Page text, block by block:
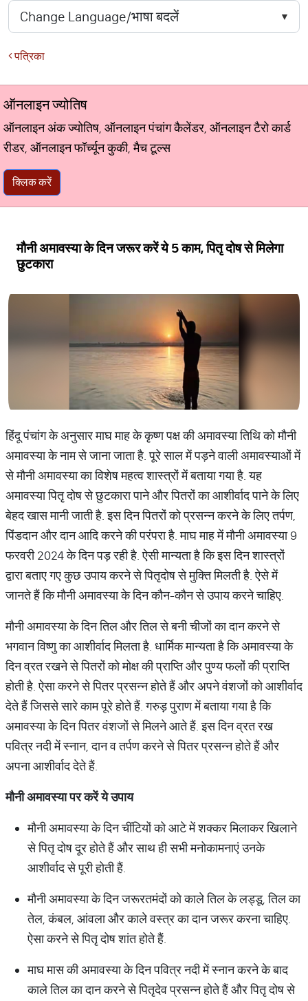
पत्रिका
ऑनलाइन ज्योतिष
ऑनलाइन अंक ज्योतिष, ऑनलाइन पंचांग कैलेंडर, ऑनलाइन टैरो कार्ड
रीडर, ऑनलाइन फॉर्च्यून कुकी, मैच टूल्स
क्लिक करें
मौनी अमावस्या के दिन जरूर करें ये 5 काम, पितृ दोष से मिलेगा
छुटकारा
हिंदू पंचांग के अनुसार माघ माह के कृष्ण पक्ष की अमावस्या तिथि को मौनी
अमावस्या के नाम से जाना जाता है. पूरे साल में पड़ने वाली अमावस्याओं में
से मौनी अमावस्या का विशेष महत्व शास्त्रों में बताया गया है. यह
अमावस्या पितृ दोष से छुटकारा पाने और पितरों का आशीर्वाद पाने के लिए
बेहद खास मानी जाती है. इस दिन पितरों को प्रसन्न करने के लिए तर्पण,
पिंडदान और दान आदि करने की परंपरा है. माघ माह में मौनी अमावस्या 9
फरवरी 2024 के दिन पड़ रही है. ऐसी मान्यता है कि इस दिन शास्त्रों
द्वारा बताए गए कुछ उपाय करने से पितृदोष से मुक्ति मिलती है. ऐसे में
जानते हैं कि मौनी अमावस्या के दिन कौन-कौन से उपाय करने चाहिए.
मौनी अमावस्या के दिन तिल और तिल से बनी चीजों का दान करने से
भगवान विष्णु का आशीर्वाद मिलता है. धार्मिक मान्यता है कि अमावस्या के
दिन व्रत रखने से पितरों को मोक्ष की प्राप्ति और पुण्य फलों की प्राप्ति
होती है. ऐसा करने से पितर प्रसन्न होते हैं और अपने वंशजों को आशीर्वाद
देते हैं जिससे सारे काम पूरे होते हैं. गरुड़ पुराण में बताया गया है कि
अमावस्या के दिन पितर वंशजों से मिलने आते हैं. इस दिन व्रत रख
पवित्र नदी में स्नान, दान व तर्पण करने से पितर प्रसन्न होते हैं और
अपना आशीर्वाद देते हैं.
मौनी अमावस्या पर करें ये उपाय
मौनी अमावस्या के दिन चींटियों को आटे में शक्कर मिलाकर खिलाने
से पितृ दोष दूर होते हैं और साथ ही सभी मनोकामनाएं उनके
आशीर्वाद से पूरी होती हैं.
मौनी अमावस्या के दिन जरूरतमंदों को काले तिल के लड्डू, तिल का
तेल, कंबल, आंवला और काले वस्त्र का दान जरूर करना चाहिए.
ऐसा करने से पितृ दोष शांत होते हैं.
माघ मास की अमावस्या के दिन पवित्र नदी में स्नान करने के बाद
काले तिल का दान करने से पितृदेव प्रसन्न होते हैं और पितृ दोष से